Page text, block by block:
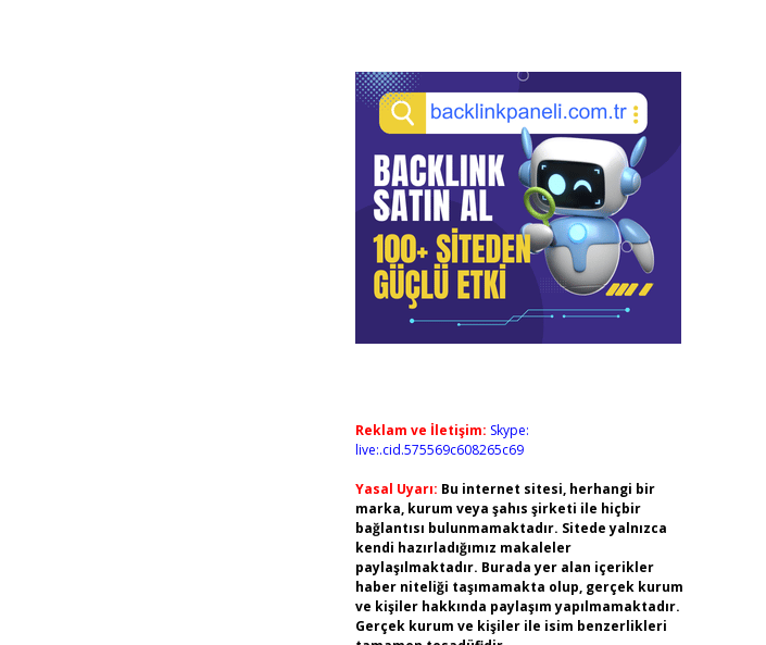
Reklam ve İletişim: Skype:
live:.cid.575569c608265c69
Yasal Uyarı: Bu internet sitesi, herhangi bir
marka, kurum veya şahıs şirketi ile hiçbir
bağlantısı bulunmamaktadır. Sitede yalnızca
kendi hazırladığımız makaleler
paylaşılmaktadır. Burada yer alan içerikler
haber niteliği taşımamakta olup, gerçek kurum
ve kişiler hakkında paylaşım yapılmamaktadır.
Gerçek kurum ve kişiler ile isim benzerlikleri